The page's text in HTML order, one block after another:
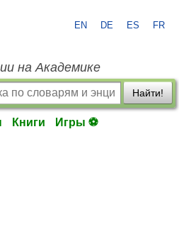
EN DE ES FR
на Академике
Найти!
Книги Игры ⚽